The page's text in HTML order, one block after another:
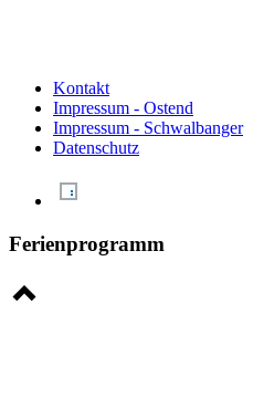
Kontakt
Impressum - Ostend
Impressum - Schwalbanger
Datenschutz
Ferienprogramm